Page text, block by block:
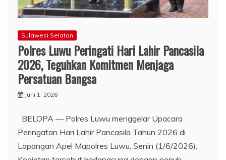
Sulawesi Selatan
Polres Luwu Peringati Hari Lahir Pancasila
2026, Teguhkan Komitmen Menjaga
Persatuan Bangsa
Juni 1, 2026
BELOPA — Polres Luwu menggelar Upacara
Peringatan Hari Lahir Pancasila Tahun 2026 di
Lapangan Apel Mapolres Luwu, Senin (1/6/2026).